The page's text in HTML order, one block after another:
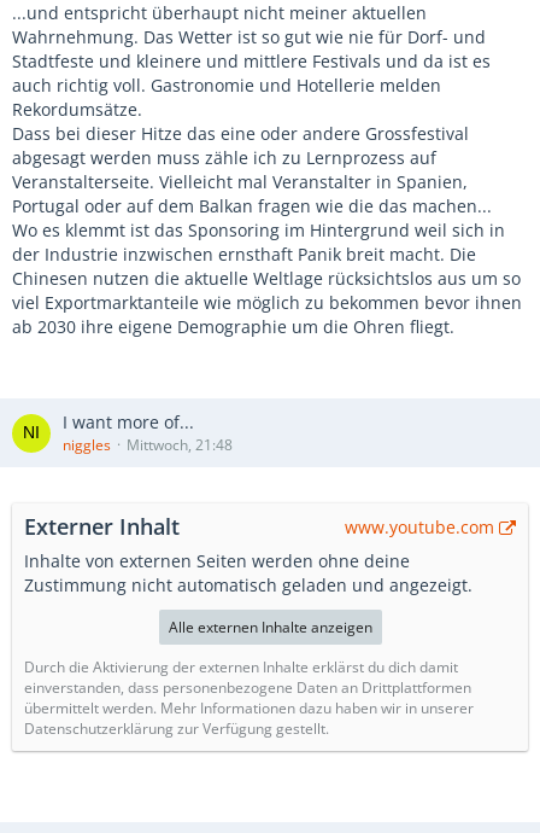
...und entspricht überhaupt nicht meiner aktuellen
Wahrnehmung. Das Wetter ist so gut wie nie für Dorf- und
Stadtfeste und kleinere und mittlere Festivals und da ist es
auch richtig voll. Gastronomie und Hotellerie melden
Rekordumsätze.
Dass bei dieser Hitze das eine oder andere Grossfestival
abgesagt werden muss zähle ich zu Lernprozess auf
Veranstalterseite. Vielleicht mal Veranstalter in Spanien,
Portugal oder auf dem Balkan fragen wie die das machen...
Wo es klemmt ist das Sponsoring im Hintergrund weil sich in
der Industrie inzwischen ernsthaft Panik breit macht. Die
Chinesen nutzen die aktuelle Weltlage rücksichtslos aus um so
viel Exportmarktanteile wie möglich zu bekommen bevor ihnen
ab 2030 ihre eigene Demographie um die Ohren fliegt.
I want more of...
niggles Mittwoch, 21:48
Externer Inhalt
www.youtube.com
Inhalte von externen Seiten werden ohne deine
Zustimmung nicht automatisch geladen und angezeigt.
Alle externen Inhalte anzeigen
Durch die Aktivierung der externen Inhalte erklärst du dich damit
einverstanden, dass personenbezogene Daten an Drittplattformen
übermittelt werden. Mehr Informationen dazu haben wir in unserer
Datenschutzerklärung zur Verfügung gestellt.